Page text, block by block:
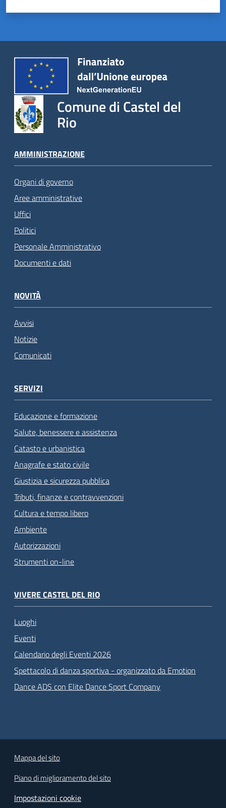
Comune di Castel del
Rio
AMMINISTRAZIONE
Organi di governo
Aree amministrative
Uffici
Politici
Personale Amministrativo
Documenti e dati
NOVITÀ
Avvisi
Notizie
Comunicati
SERVIZI
Educazione e formazione
Salute, benessere e assistenza
Catasto e urbanistica
Anagrafe e stato civile
Giustizia e sicurezza pubblica
Tributi, finanze e contravvenzioni
Cultura e tempo libero
Ambiente
Autorizzazioni
Strumenti on-line
VIVERE CASTEL DEL RIO
Luoghi
Eventi
Calendario degli Eventi 2026
Spettacolo di danza sportiva - organizzato da Emotion
Dance ADS con Elite Dance Sport Company
Mappa del sito
Piano di miglioramento del sito
Impostazioni cookie